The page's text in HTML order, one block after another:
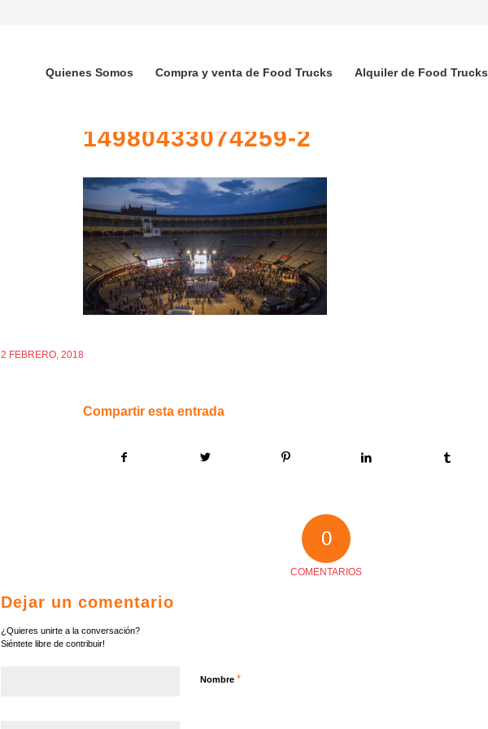
Quienes Somos Compra y venta de Food Trucks Alquiler de Food Trucks
14980433074259-2
2 FEBRERO, 2018
Compartir esta entrada
0
COMENTARIOS
Dejar un comentario
¿Quieres unirte a la conversación?
Siéntete libre de contribuir!
Nombre *